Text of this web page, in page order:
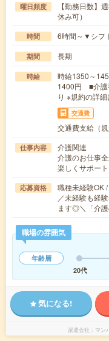
曜日頻度
【勤務日数】
休み可）
時間 6時間～▼シフ
期間 長期
時給
時給1350～
1400円 ■介護
り ※規約の詳
交通費
交通費支給（規
仕事内容
介護関連
介護のお仕事
楽しくサポー
応募資格
職種未経験OK
／未経験も経
ます◎＼「介
職場の雰囲気
年齢層
20代
気になる!
派遣会社 マン